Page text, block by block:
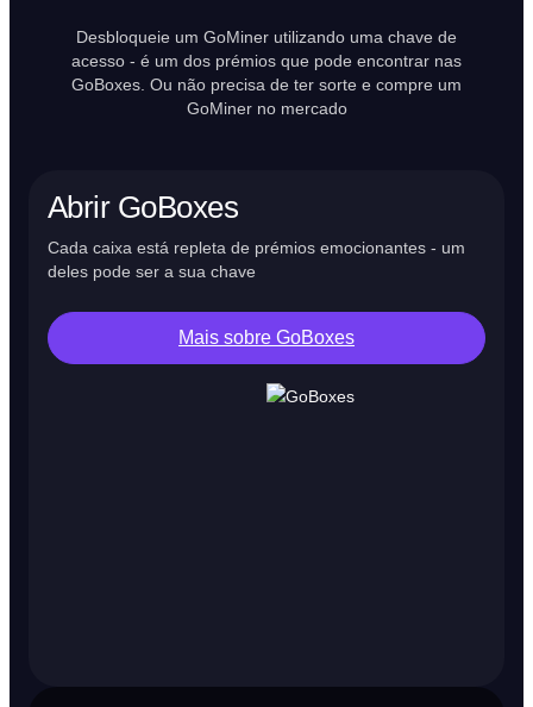
Desbloqueie um GoMiner utilizando uma chave de
acesso - é um dos prémios que pode encontrar nas
GoBoxes. Ou não precisa de ter sorte e compre um
GoMiner no mercado
Abrir GoBoxes
Cada caixa está repleta de prémios emocionantes - um
deles pode ser a sua chave
Mais sobre GoBoxes